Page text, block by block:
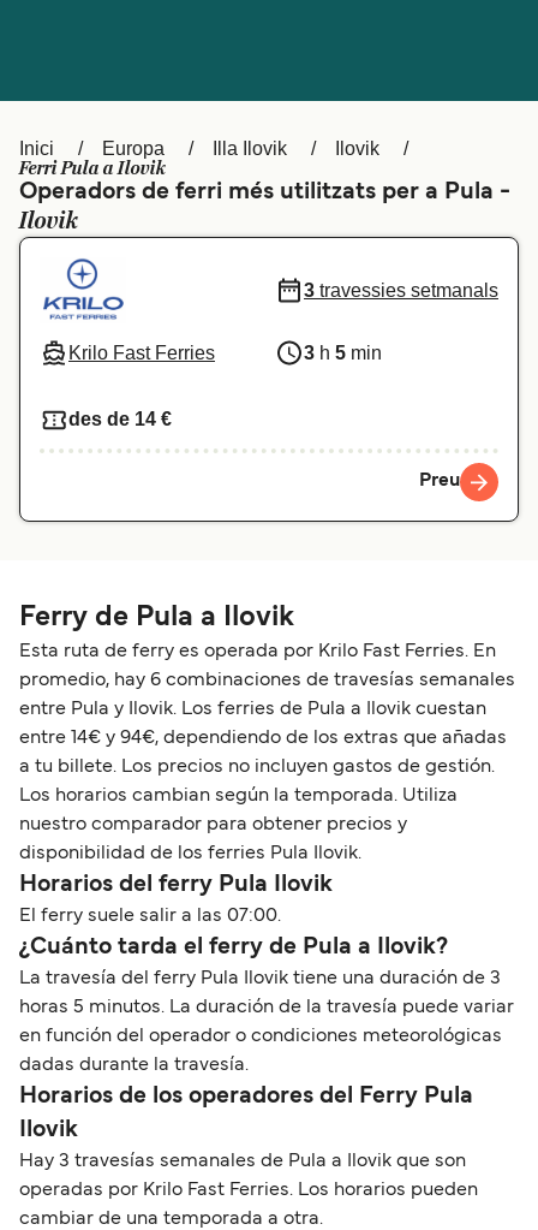
Ελλάδα Belgique (FR)
Polska Deutschland
Schweiz (DE) Norge
المغرب Maroc (FR)
Inici Europa Illa Ilovik Ilovik
Ferri Pula a Ilovik
Operadors de ferri més utilitzats per a Pula -
Ilovik
Krilo Fast Ferries
3 travessies setmanals
3 h 5 min
des de 14 €
Preu
Ferry de Pula a Ilovik
Esta ruta de ferry es operada por Krilo Fast Ferries. En
promedio, hay 6 combinaciones de travesías semanales
entre Pula y Ilovik. Los ferries de Pula a Ilovik cuestan
entre 14€ y 94€, dependiendo de los extras que añadas
a tu billete. Los precios no incluyen gastos de gestión.
Los horarios cambian según la temporada. Utiliza
nuestro comparador para obtener precios y
disponibilidad de los ferries Pula Ilovik.
Horarios del ferry Pula Ilovik
El ferry suele salir a las 07:00.
¿Cuánto tarda el ferry de Pula a Ilovik?
La travesía del ferry Pula Ilovik tiene una duración de 3
horas 5 minutos. La duración de la travesía puede variar
en función del operador o condiciones meteorológicas
dadas durante la travesía.
Horarios de los operadores del Ferry Pula
Ilovik
Hay 3 travesías semanales de Pula a Ilovik que son
operadas por Krilo Fast Ferries. Los horarios pueden
cambiar de una temporada a otra.